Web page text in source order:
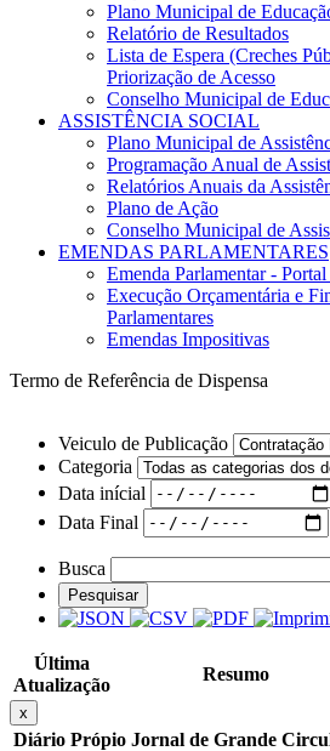
Plano Municipal de
Relatório de Resultados
Lista de Espera (Creches
Priorização de Acesso
Conselho Municipal de
ASSISTÊNCIA SOCIAL
Plano Municipal de
Programação Anual de
Relatórios Anuais da
Plano de Ação
Conselho Municipal de
EMENDAS PARLAMENTARES
Emenda Parlamentar -
Execução Orçamentária e
Parlamentares
Emendas Impositivas
Termo de Referência de Dispensa
Veiculo de Publicação
Categoria
Data inícial
Data Final
Busca
Pesquisar
Última
Atualização
Resumo
x
Diário Própio Jornal de Grande